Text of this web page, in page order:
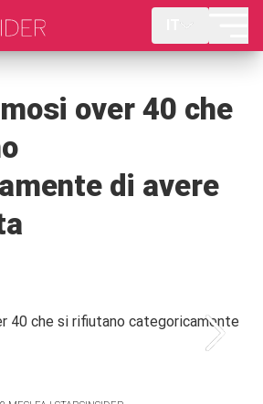
over 40 che
di avere